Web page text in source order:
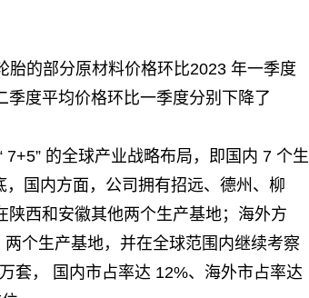
的部分原材料价格环比2023 年一季度
度平均价格环比一季度分别下降了
的全球产业战略布局，即国内 7 个生
国内方面，公司拥有招远、德州、柳
西和安徽其他两个生产基地；海外方
个生产基地，并在全球范围内继续考察
套， 国内市占率达 12%、海外市占率达